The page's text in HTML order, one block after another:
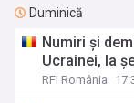
Duminică
Numiri și
Ucrainei, la
RFI România